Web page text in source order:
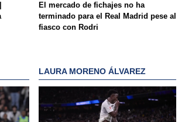
El mercado de fichajes no ha
terminado para el Real Madrid pese al
fiasco con Rodri
LAURA MORENO ÁLVAREZ